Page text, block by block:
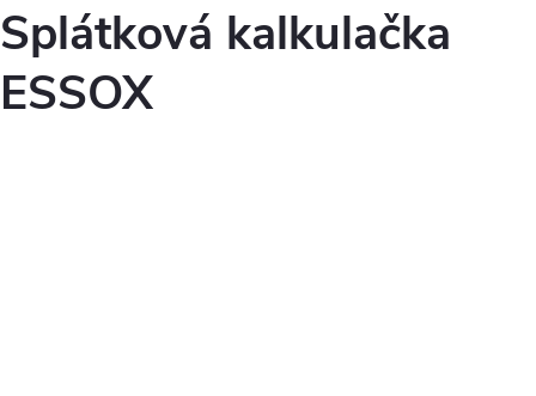
Splátková kalkulačka
ESSOX